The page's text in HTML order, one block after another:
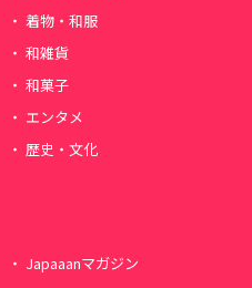
着物・和服
和雑貨
和菓子
エンタメ
歴史・文化
Japaaanマガジン